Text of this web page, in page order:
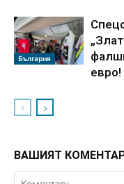
България
евро!
ВАШИЯТ